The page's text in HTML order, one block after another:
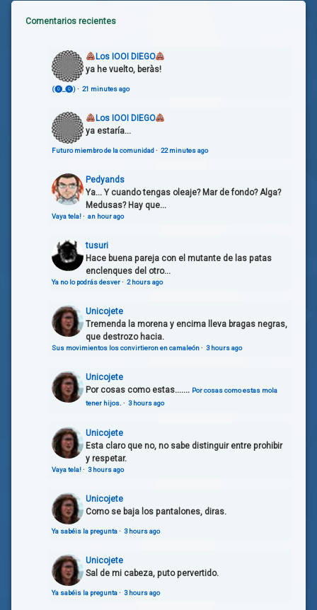
Comentarios recientes
Los IOOI DIEGO
ya he vuelto, beràs!
(⓿_⓿)· 21 minutes ago
Los IOOI DIEGO
ya estaría...
Futuro miembro de la comunidad· 22 minutes ago
Pedyands
Ya... Y cuando tengas oleaje? Mar de fondo? Alga?
Medusas? Hay que...
Vaya tela!· an hour ago
tusuri
Hace buena pareja con el mutante de las patas
enclenques del otro...
Ya no lo podrás desver· 2 hours ago
Unicojete
Tremenda la morena y encima lleva bragas negras,
que destrozo hacia.
Sus movimientos los convirtieron en camaleón· 3 hours ago
Unicojete
Por cosas como estas....... Por cosas como estas mola
tener hijos. · 3 hours ago
Unicojete
Esta claro que no, no sabe distinguir entre prohibir
y respetar.
Vaya tela!· 3 hours ago
Unicojete
Como se baja los pantalones, diras.
Ya sabéis la pregunta· 3 hours ago
Unicojete
Sal de mi cabeza, puto pervertido.
Ya sabéis la pregunta· 3 hours ago